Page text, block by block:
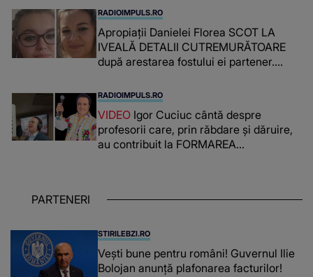
RADIOIMPULS.RO
Apropiații Danielei Florea SCOT LA
IVEALĂ DETALII CUTREMURĂTOARE
după arestarea fostului ei partener.
românca ucisă în Italia și ascunsă în
lada unui pat: " Îmi pare rău că nu am
reușit să fac mai mult pentru ea și..."
RADIOIMPULS.RO
VIDEO Igor Cuciuc cântă despre
profesorii care, prin răbdare și dăruire,
au contribuit la FORMAREA
chiar și după trecerea anilor: "De
PARTENERI
STIRILEBZI.RO
Vești bune pentru români! Guvernul Ilie
Bolojan anunță plafonarea facturilor!